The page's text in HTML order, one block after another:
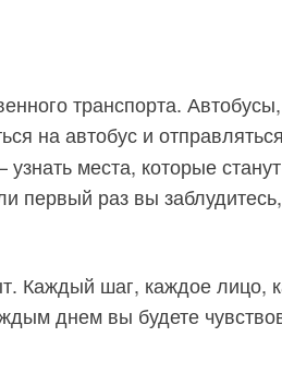
транспорта.
на автобус и
места, которые
первый раз вы
Каждый шаг, каждое лицо,
днем вы будете